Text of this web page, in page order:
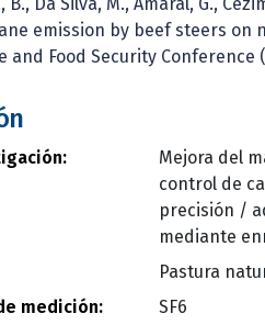
emission by beef steers
and Food Security Conference
Mejora del
control de
precisión /
mediante
Pastura
medición:
SF6